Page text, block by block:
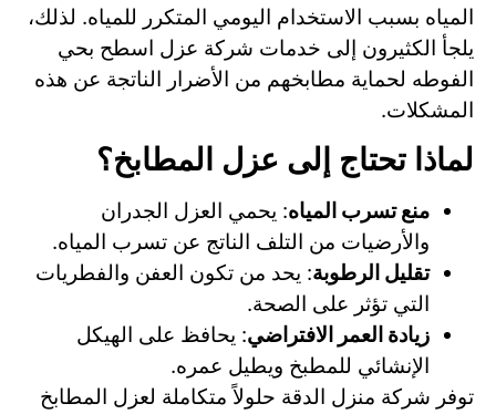
المياه بسبب الاستخدام اليومي المتكرر للمياه. لذلك،
يلجأ الكثيرون إلى خدمات شركة عزل اسطح بحي
الفوطه لحماية مطابخهم من الأضرار الناتجة عن هذه
المشكلات.
لماذا تحتاج إلى عزل المطابخ؟
منع تسرب المياه: يحمي العزل الجدران
والأرضيات من التلف الناتج عن تسرب المياه.
تقليل الرطوبة: يحد من تكون العفن والفطريات
التي تؤثر على الصحة.
زيادة العمر الافتراضي: يحافظ على الهيكل
الإنشائي للمطبخ ويطيل عمره.
توفر شركة منزل الدقة حلولاً متكاملة لعزل المطابخ